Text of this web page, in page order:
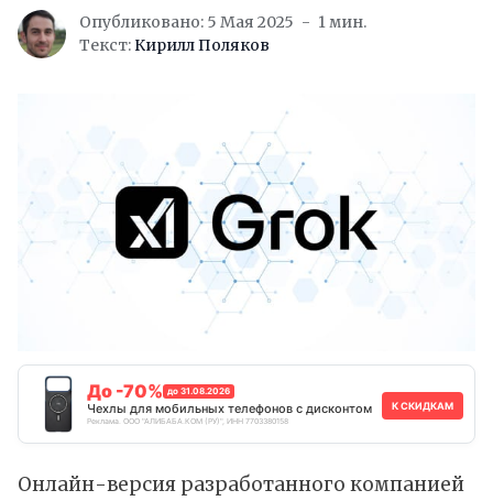
Опубликовано: 5 Мая 2025
1 мин.
Текст: Кирилл Поляков
До -70% до 31.08.2026
Чехлы для мобильных телефонов с дисконтом
Реклама. ООО "АЛИБАБА.КОМ (РУ)", ИНН 7703380158
К СКИДКАМ
Онлайн-версия разработанного компанией